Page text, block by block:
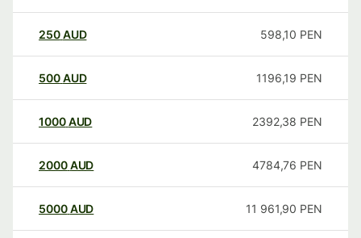
250AUD 598,10 PEN
500AUD 1196,19 PEN
1000AUD 2392,38 PEN
2000AUD 4784,76 PEN
5000AUD 11 961,90 PEN